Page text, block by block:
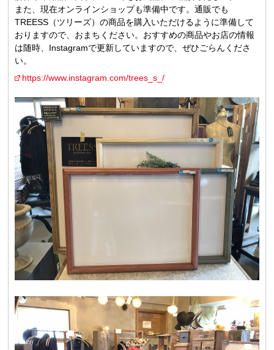
また、現在オンラインショップも準備中です。通販でも
TREESS（ツリーズ）の商品を購入いただけるように準備して
おりますので、おまちください。おすすめの商品やお店の情報
は随時、Instagramで更新していますので、ぜひごらんくださ
い。
https://www.instagram.com/trees_s_/